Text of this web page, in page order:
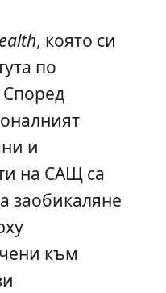
, която си
по
Според
и
на САЩ са
заобикаляне
към